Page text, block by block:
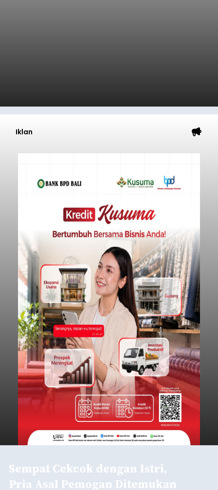
Iklan
Sempat Cekcok dengan Istri,
Pria Asal Pemogan Ditemukan